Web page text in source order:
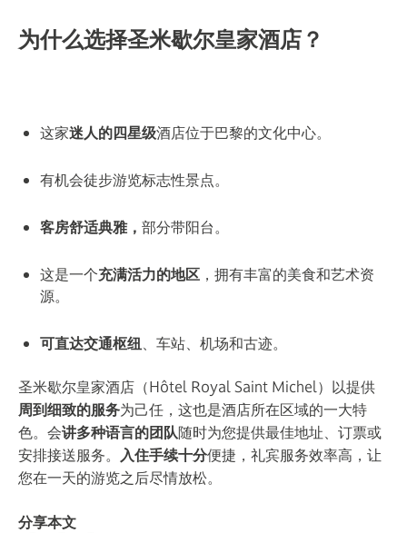
为什么选择圣米歇尔皇家酒店？
这家迷人的四星级酒店位于巴黎的文化中心。
有机会徒步游览标志性景点。
客房舒适典雅， 部分带阳台。
这是一个充满活力的地区 ，拥有丰富的美食和艺术资
源。
可直达交通枢纽、车站、机场和古迹。
圣米歇尔皇家酒店（Hôtel Royal Saint Michel）以提供
周到细致的服务为己任，这也是酒店所在区域的一大特
色。会讲多种语言的团队随时为您提供最佳地址、订票或
安排接送服务。 入住手续十分便捷，礼宾服务效率高，让
您在一天的游览之后尽情放松。
分享本文